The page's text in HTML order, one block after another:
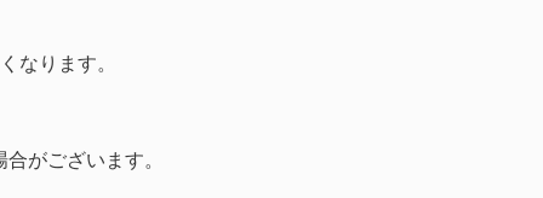
なります。
がございます。